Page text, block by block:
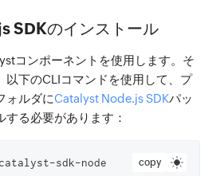
SDKのインストール
コンポーネントを使用します。そ
以下のCLIコマンドを使用して、プ
ォルダにCatalyst Node.js SDKパッ
る必要があります：
copy
sdk-node